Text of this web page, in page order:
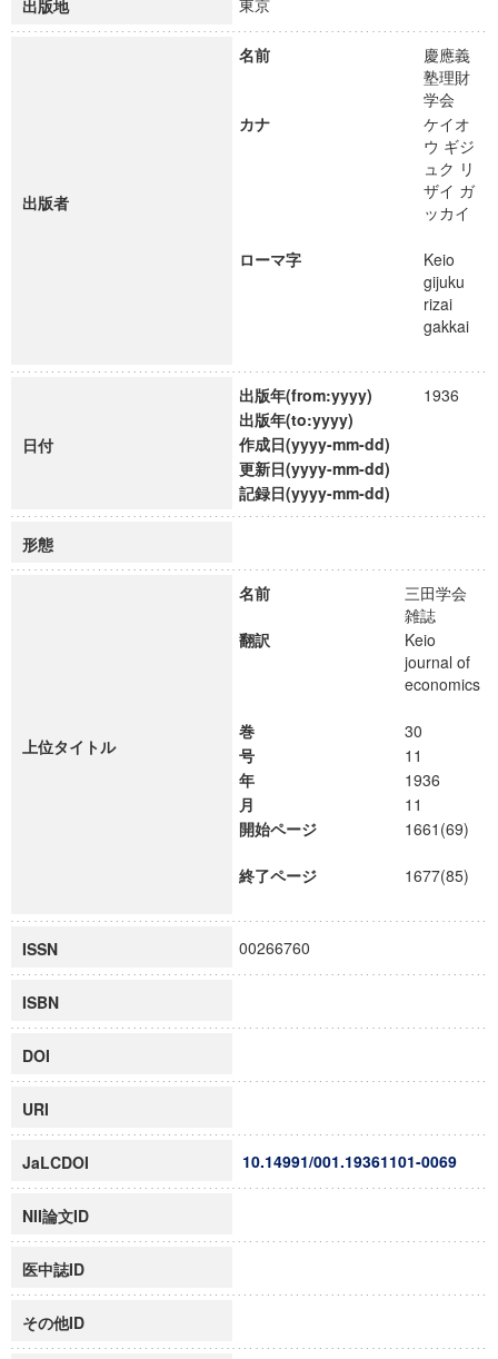
出版地 東京
出版者
名前
慶應義
塾理財
学会
カナ
ケイオ
ウ ギジ
ュク リ
ザイ ガ
ッカイ
ローマ字
Keio
gijuku
rizai
gakkai
日付
出版年(from:yyyy)
1936
出版年(to:yyyy)
作成日(yyyy-mm-dd)
更新日(yyyy-mm-dd)
記録日(yyyy-mm-dd)
形態
上位タイトル
名前
三田学会
雑誌
翻訳
Keio
journal of
economics
巻
30
号
11
年
1936
月
11
開始ページ
1661(69)
終了ページ 1677(85)
ISSN 00266760
ISBN
DOI
URI
JaLCDOI 10.14991/001.19361101-0069
NII論文ID
医中誌ID
その他ID